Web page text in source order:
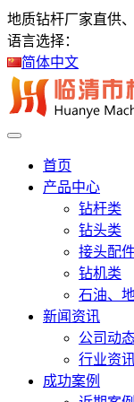
地质钻杆厂家直供
语言选择：
简体中文
首页
产品中心
钻杆类
钻头类
接头配
钻机类
石油、
新闻资讯
公司动
行业资
成功案例